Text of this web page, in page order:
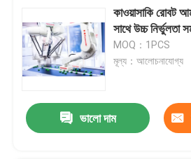
কাওয়াসাকি রোবট
সাথে উচ্চ নির্ভুলতা
MOQ：1PCS
মূল্য：আলোচনাযোগ্য
ভালো দাম